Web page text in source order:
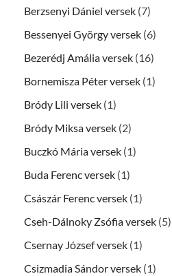
Berzsenyi Dániel versek (7)
Bessenyei György versek (6)
Bezerédj Amália versek (16)
Bornemisza Péter versek (1)
Bródy Lili versek (1)
Bródy Miksa versek (2)
Buczkó Mária versek (1)
Buda Ferenc versek (1)
Császár Ferenc versek (1)
Cseh-Dálnoky Zsófia versek (5)
Csernay József versek (1)
Csizmadia Sándor versek (1)